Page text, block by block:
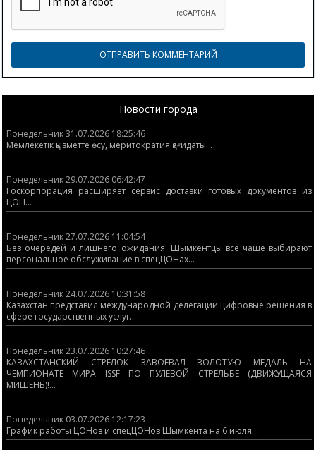
Новости города
Понедельник 31.07.2026 18:25:46
Мемлекетік қызметте өсу, меритократия қағидаты...
Понедельник 29.07.2026 06:42:47
Госкорпорация расширяет сервис доставки готовых документов из
ЦОН...
Понедельник 27.07.2026 11:04:54
Без очередей и лишнего ожидания: Шымкентцы все чаше выбирают
персональное обслуживание в спецЦОНах...
Понедельник 24.07.2026 10:31:58
Казахстан представил международной делегации цифровые решения в
сфере государственных услуг...
Понедельник 23.07.2026 10:27:46
КАЗАХСТАНСКИЙ СТРЕЛОК ЗАВОЕВАЛ ЗОЛОТУЮ МЕДАЛЬ НА
ЧЕМПИОНАТЕ МИРА ISSF ПО ПУЛЕВОЙ СТРЕЛЬБЕ (ДВИЖУЩАЯСЯ
МИШЕНЬ)!...
Понедельник 03.07.2026 12:17:23
График работы ЦОНов и спецЦОНов Шымкента на 6 июля...